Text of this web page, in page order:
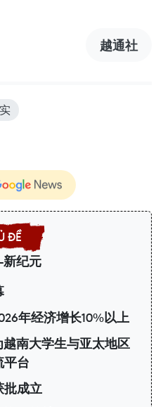
越通社
新纪元
年经济增长10%以上
越南大学生与亚太地区
平台
批成立